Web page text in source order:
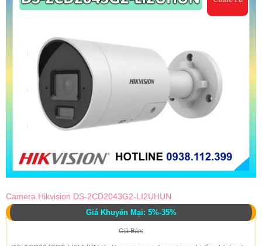
Camera Hikvision DS-2CD2043G2-LI2UHUN
Giá Khuyến Mại: 5%-35%
Giá Bán: